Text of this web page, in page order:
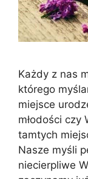
Każdy z nas
którego
miejsce
młodości czy
tamtych
Nasze myśli
niecierpliwe